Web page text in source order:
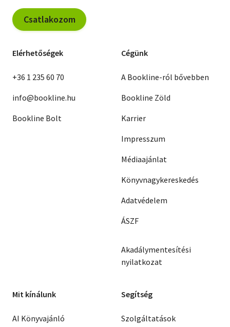
Csatlakozom
Elérhetőségek
+36 1 235 60 70
info@bookline.hu
Bookline Bolt
Cégünk
A Bookline-ról bővebben
Bookline Zöld
Karrier
Impresszum
Médiaajánlat
Könyvnagykereskedés
Adatvédelem
ÁSZF
Akadálymentesítési
nyilatkozat
Mit kínálunk
AI Könyvajánló
Segítség
Szolgáltatások